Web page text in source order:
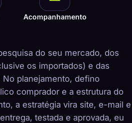
Acompanhamento
do seu mercado, dos
os importados) e das
No planejamento, defino
comprador e a estrutura do
a estratégia vira site, e-mail e
testada e aprovada, eu